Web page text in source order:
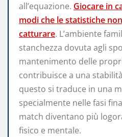
all’equazione. Giocare in
modi che le statistiche
catturare. L’ambiente
stanchezza dovuta agli
mantenimento delle
contribuisce a una
questo si traduce in una
specialmente nelle fasi
match diventano più
fisico e mentale.